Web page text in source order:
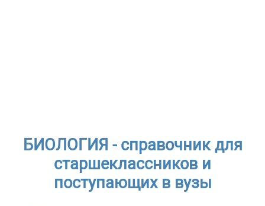
БИОЛОГИЯ - справочник для
старшеклассников и
поступающих в вузы